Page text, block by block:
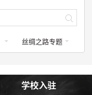
丝绸之路专题
学校入驻